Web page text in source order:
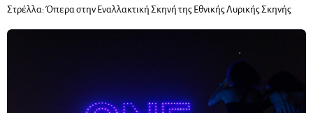
Στρέλλα: Όπερα στην Εναλλακτική Σκηνή της Εθνικής Λυρικής Σκηνής